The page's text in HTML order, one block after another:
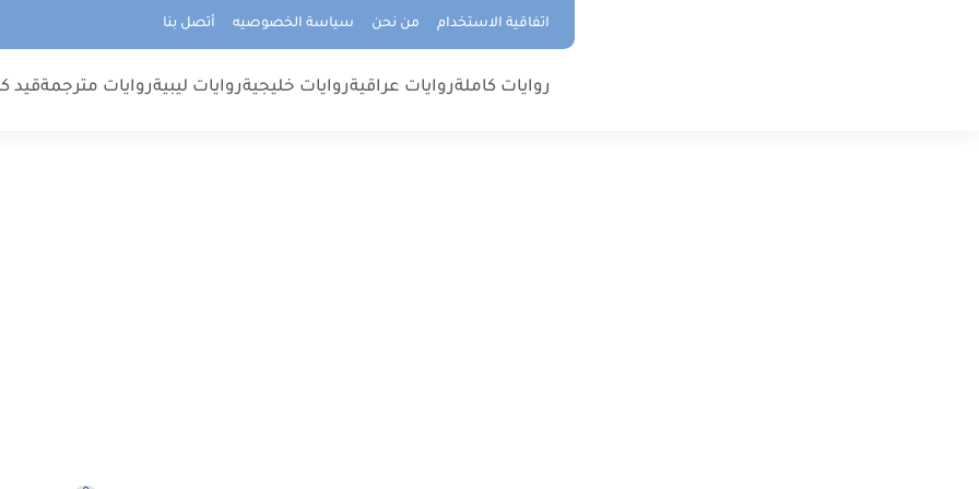
اتفاقية الاستخدام من نحن سياسة الخصوصيه أتصل بنا
روايات كاملةروايات عراقيةروايات خليجيةروايات ليبيةروايات مترجمةقيد